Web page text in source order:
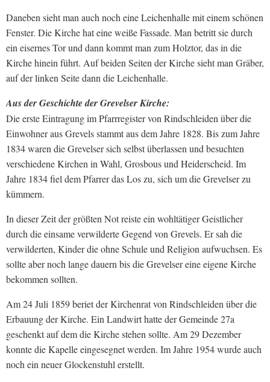
Daneben sieht man auch noch eine Leichenhalle mit einem schönen
Fenster. Die Kirche hat eine weiße Fassade. Man betritt sie durch
ein eisernes Tor und dann kommt man zum Holztor, das in die
Kirche hinein führt. Auf beiden Seiten der Kirche sieht man Gräber,
auf der linken Seite dann die Leichenhalle.
Aus der Geschichte der Grevelser Kirche:
Die erste Eintragung im Pfarrregister von Rindschleiden über die
Einwohner aus Grevels stammt aus dem Jahre 1828. Bis zum Jahre
1834 waren die Grevelser sich selbst überlassen und besuchten
verschiedene Kirchen in Wahl, Grosbous und Heiderscheid. Im
Jahre 1834 fiel dem Pfarrer das Los zu, sich um die Grevelser zu
kümmern.
In dieser Zeit der größten Not reiste ein wohltätiger Geistlicher
durch die einsame verwilderte Gegend von Grevels. Er sah die
verwilderten, Kinder die ohne Schule und Religion aufwuchsen. Es
sollte aber noch lange dauern bis die Grevelser eine eigene Kirche
bekommen sollten.
Am 24 Juli 1859 beriet der Kirchenrat von Rindschleiden über die
Erbauung der Kirche. Ein Landwirt hatte der Gemeinde 27a
geschenkt auf dem die Kirche stehen sollte. Am 29 Dezember
konnte die Kapelle eingesegnet werden. Im Jahre 1954 wurde auch
noch ein neuer Glockenstuhl erstellt.